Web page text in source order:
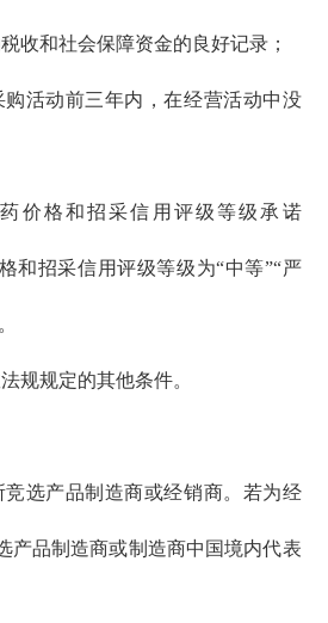
收和社会保障资金的良好记录；
购活动前三年内，在经营活动中没
药价格和招采信用评级等级承诺
和招采信用评级等级为“中等”“严
规规定的其他条件。
竞选产品制造商或经销商。若为经
产品制造商或制造商中国境内代表